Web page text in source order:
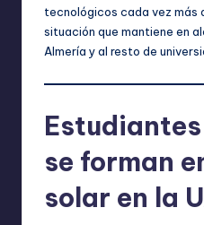
tecnológicos cada vez más
situación que mantiene en
Almería y al resto de
se forman
solar en la